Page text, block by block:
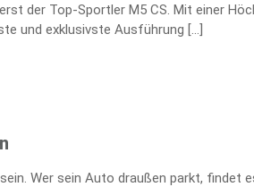
der Top-Sportler M5 CS. Mit einer
und exklusivste Ausführung […]
Wer sein Auto draußen parkt, findet